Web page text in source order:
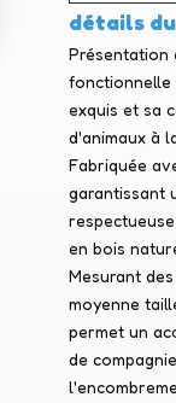
détails
Présentation
fonctionnelle
exquis et sa
d'animaux à
Fabriquée
garantissant
en bois
Mesurant
moyenne
permet un
de